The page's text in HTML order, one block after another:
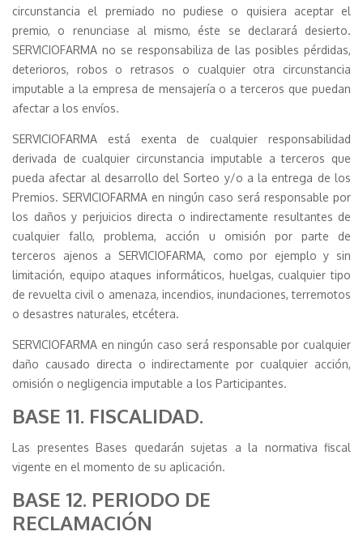
circunstancia el premiado no pudiese o quisiera aceptar el
premio, o renunciase al mismo, éste se declarará desierto.
SERVICIOFARMA no se responsabiliza de las posibles pérdidas,
deterioros, robos o retrasos o cualquier otra circunstancia
imputable a la empresa de mensajería o a terceros que puedan
afectar a los envíos.
SERVICIOFARMA está exenta de cualquier responsabilidad
derivada de cualquier circunstancia imputable a terceros que
pueda afectar al desarrollo del Sorteo y/o a la entrega de los
Premios. SERVICIOFARMA en ningún caso será responsable por
los daños y perjuicios directa o indirectamente resultantes de
cualquier fallo, problema, acción u omisión por parte de
terceros ajenos a SERVICIOFARMA, como por ejemplo y sin
limitación, equipo ataques informáticos, huelgas, cualquier tipo
de revuelta civil o amenaza, incendios, inundaciones, terremotos
o desastres naturales, etcétera.
SERVICIOFARMA en ningún caso será responsable por cualquier
daño causado directa o indirectamente por cualquier acción,
omisión o negligencia imputable a los Participantes.
BASE 11. FISCALIDAD.
Las presentes Bases quedarán sujetas a la normativa fiscal
vigente en el momento de su aplicación.
BASE 12. PERIODO DE
RECLAMACIÓN